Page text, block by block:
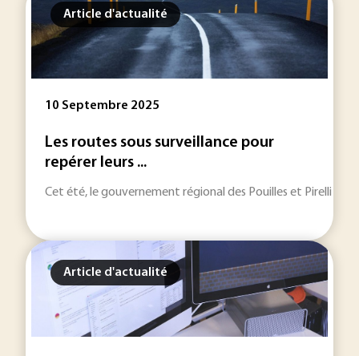
Article d'actualité
10 Septembre 2025
Les routes sous surveillance pour
repérer leurs ...
Cet été, le gouvernement régional des Pouilles et Pirelli ont
Article d'actualité